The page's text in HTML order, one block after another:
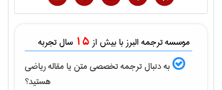
موسسه ترجمه البرز با بیش از 15 سال تجربه
به دنبال ترجمه تخصصی متن یا مقالهرياضی
هستید؟